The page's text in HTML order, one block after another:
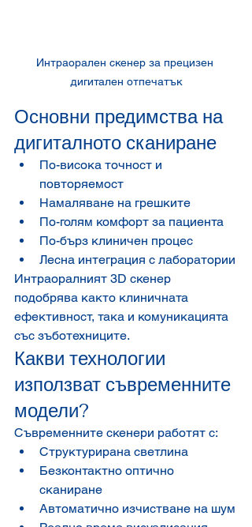
Интраорален скенер за прецизен
дигитален отпечатък
Основни предимства на
дигиталното сканиране
По-висока точност и
повторяемост
Намаляване на грешките
По-голям комфорт за пациента
По-бърз клиничен процес
Лесна интеграция с лаборатории
Интраоралният 3D скенер
подобрява както клиничната
ефективност, така и комуникацията
със зъботехниците.
Какви технологии
използват съвременните
модели?
Съвременните скенери работят с:
Структурирана светлина
Безконтактно оптично
сканиране
Автоматично изчистване на шум